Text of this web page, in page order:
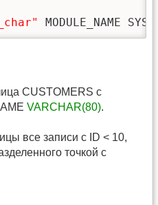
MODULE_NAME
CUSTOMERS с
VARCHAR(80).
все записи с ID < 10,
точкой с